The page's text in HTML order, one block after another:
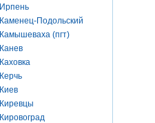
Ирпень
Каменец-Подольский
Камышеваха (пгт)
Канев
Каховка
Керчь
Киев
Киревцы
Кировоград